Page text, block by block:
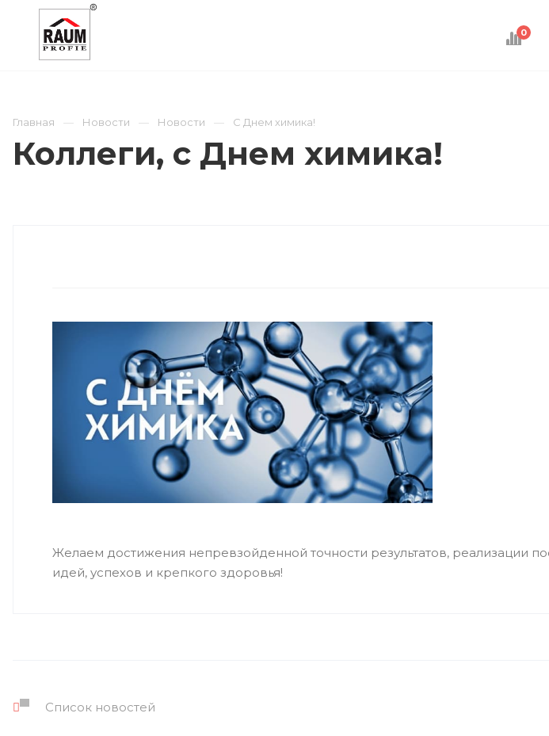
0
Главная
Новости Новости С Днем химика!
Коллеги, с Днем химика!
Желаем достижения непревзойденной точности результатов, реализации
идей, успехов и крепкого здоровья!
Список новостей